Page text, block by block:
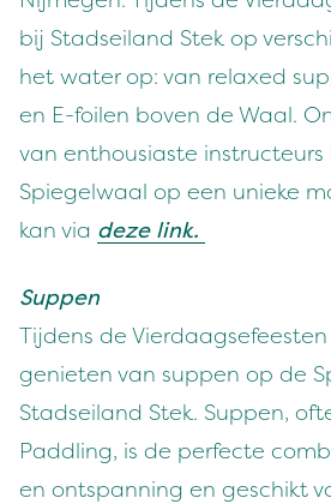
bij Stadseiland Stek op
het water op: van relaxed
en E-foilen boven de Waal.
van enthousiaste instructeurs
Spiegelwaal op een unieke
kan via deze link.
Suppen
Tijdens de
genieten van suppen op de
Stadseiland Stek. Suppen,
Paddling, is de perfecte
en ontspanning en geschikt